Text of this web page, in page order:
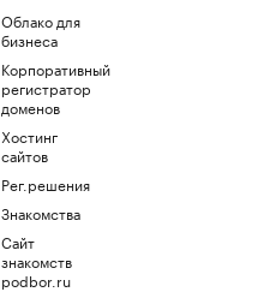
Облако для
бизнеса
Корпоративный
регистратор
доменов
Хостинг
сайтов
Рег.решения
Знакомства
Сайт
знакомств
podbor.ru